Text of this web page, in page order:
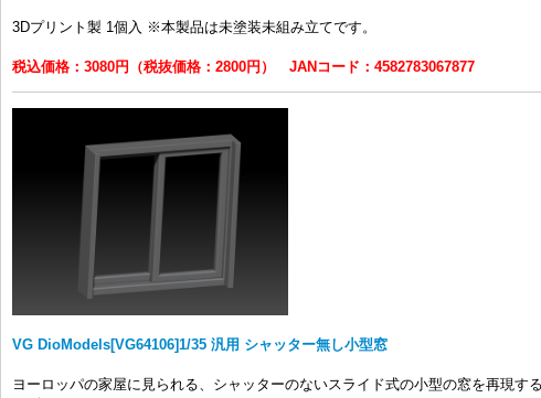
3Dプリント製 1個入 ※本製品は未塗装未組み立てです。
税込価格：3080円（税抜価格：2800円） JANコード：4582783067877
VG DioModels[VG64106]1/35 汎用 シャッター無し小型窓
ヨーロッパの家屋に見られる、シャッターのないスライド式の小型の窓を再現す